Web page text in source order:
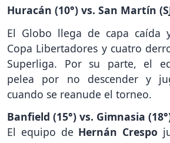
Huracán (10°) vs. San Martín
El Globo llega de capa caída
Copa Libertadores y cuatro
Superliga. Por su parte, el
pelea por no descender y
cuando se reanude el torneo.
Banfield (15°) vs. Gimnasia
El equipo de Hernán Crespo